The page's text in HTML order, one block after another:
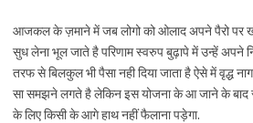
आजकल के ज़माने में जब लोगो को ओलाद अपने पैरो पर
सुध लेना भूल जाते है परिणाम स्वरुप बुढ़ापे में उन्हें अपने
तरफ से बिलकुल भी पैसा नही दिया जाता है ऐसे में वृद्ध
सा समझने लगते है लेकिन इस योजना के आ जाने के बाद
के लिए किसी के आगे हाथ नहीं फैलाना पड़ेगा.